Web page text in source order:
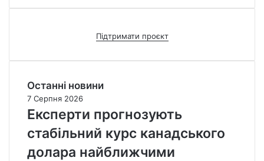
Підтримати проєкт
Останні новини
7 Серпня 2026
Експерти прогнозують
стабільний курс канадського
долара найближчими